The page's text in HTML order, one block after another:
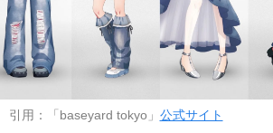
引用：「baseyard tokyo」 公式サイト